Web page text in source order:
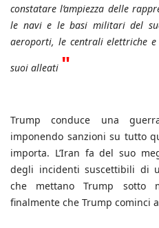
constatare l’ampiezza delle
le navi e le basi militari del
aeroporti, le centrali elettriche
suoi alleati "
Trump conduce una
imponendo sanzioni su tutto
importa. L’Iran fa del suo
degli incidenti suscettibili di
che mettano Trump sotto
finalmente che Trump cominci